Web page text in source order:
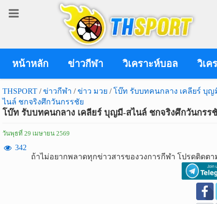
หน้าหลัก ข่าวกีฬา วิเคราะห์บอล วิเค
THSPORT / ข่าวกีฬา / ข่าว มวย / โบ๊ท รับบทคนกลาง เคลียร์ บุญ
ไนล์ ชกจริงศึกวันกรรชัย
โบ๊ท รับบทคนกลาง เคลียร์ บุญมี-สไนล์ ชกจริงศึกวันกรร
วันพุธที่ 29 เมษายน 2569
342
ถ้าไม่อยากพลาดทุกข่าวสารของวงการกีฬา โปรดติดตา
เข้า
เข้าสู่ระบบ
เข้าสู่ระบบด้วย facebook
สมัคร
สมาชิก